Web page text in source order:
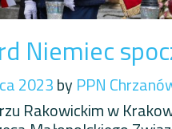
Niemiec
2023by PPN
Rakowickim w